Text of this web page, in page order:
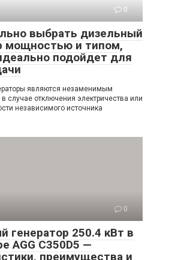
0
выбрать дизельный
мощностью и типом,
подойдет для
являются незаменимым
случае отключения электричества или
независимого источника
0
генератор 250.4 кВт в
AGG C350D5 —
преимущества и